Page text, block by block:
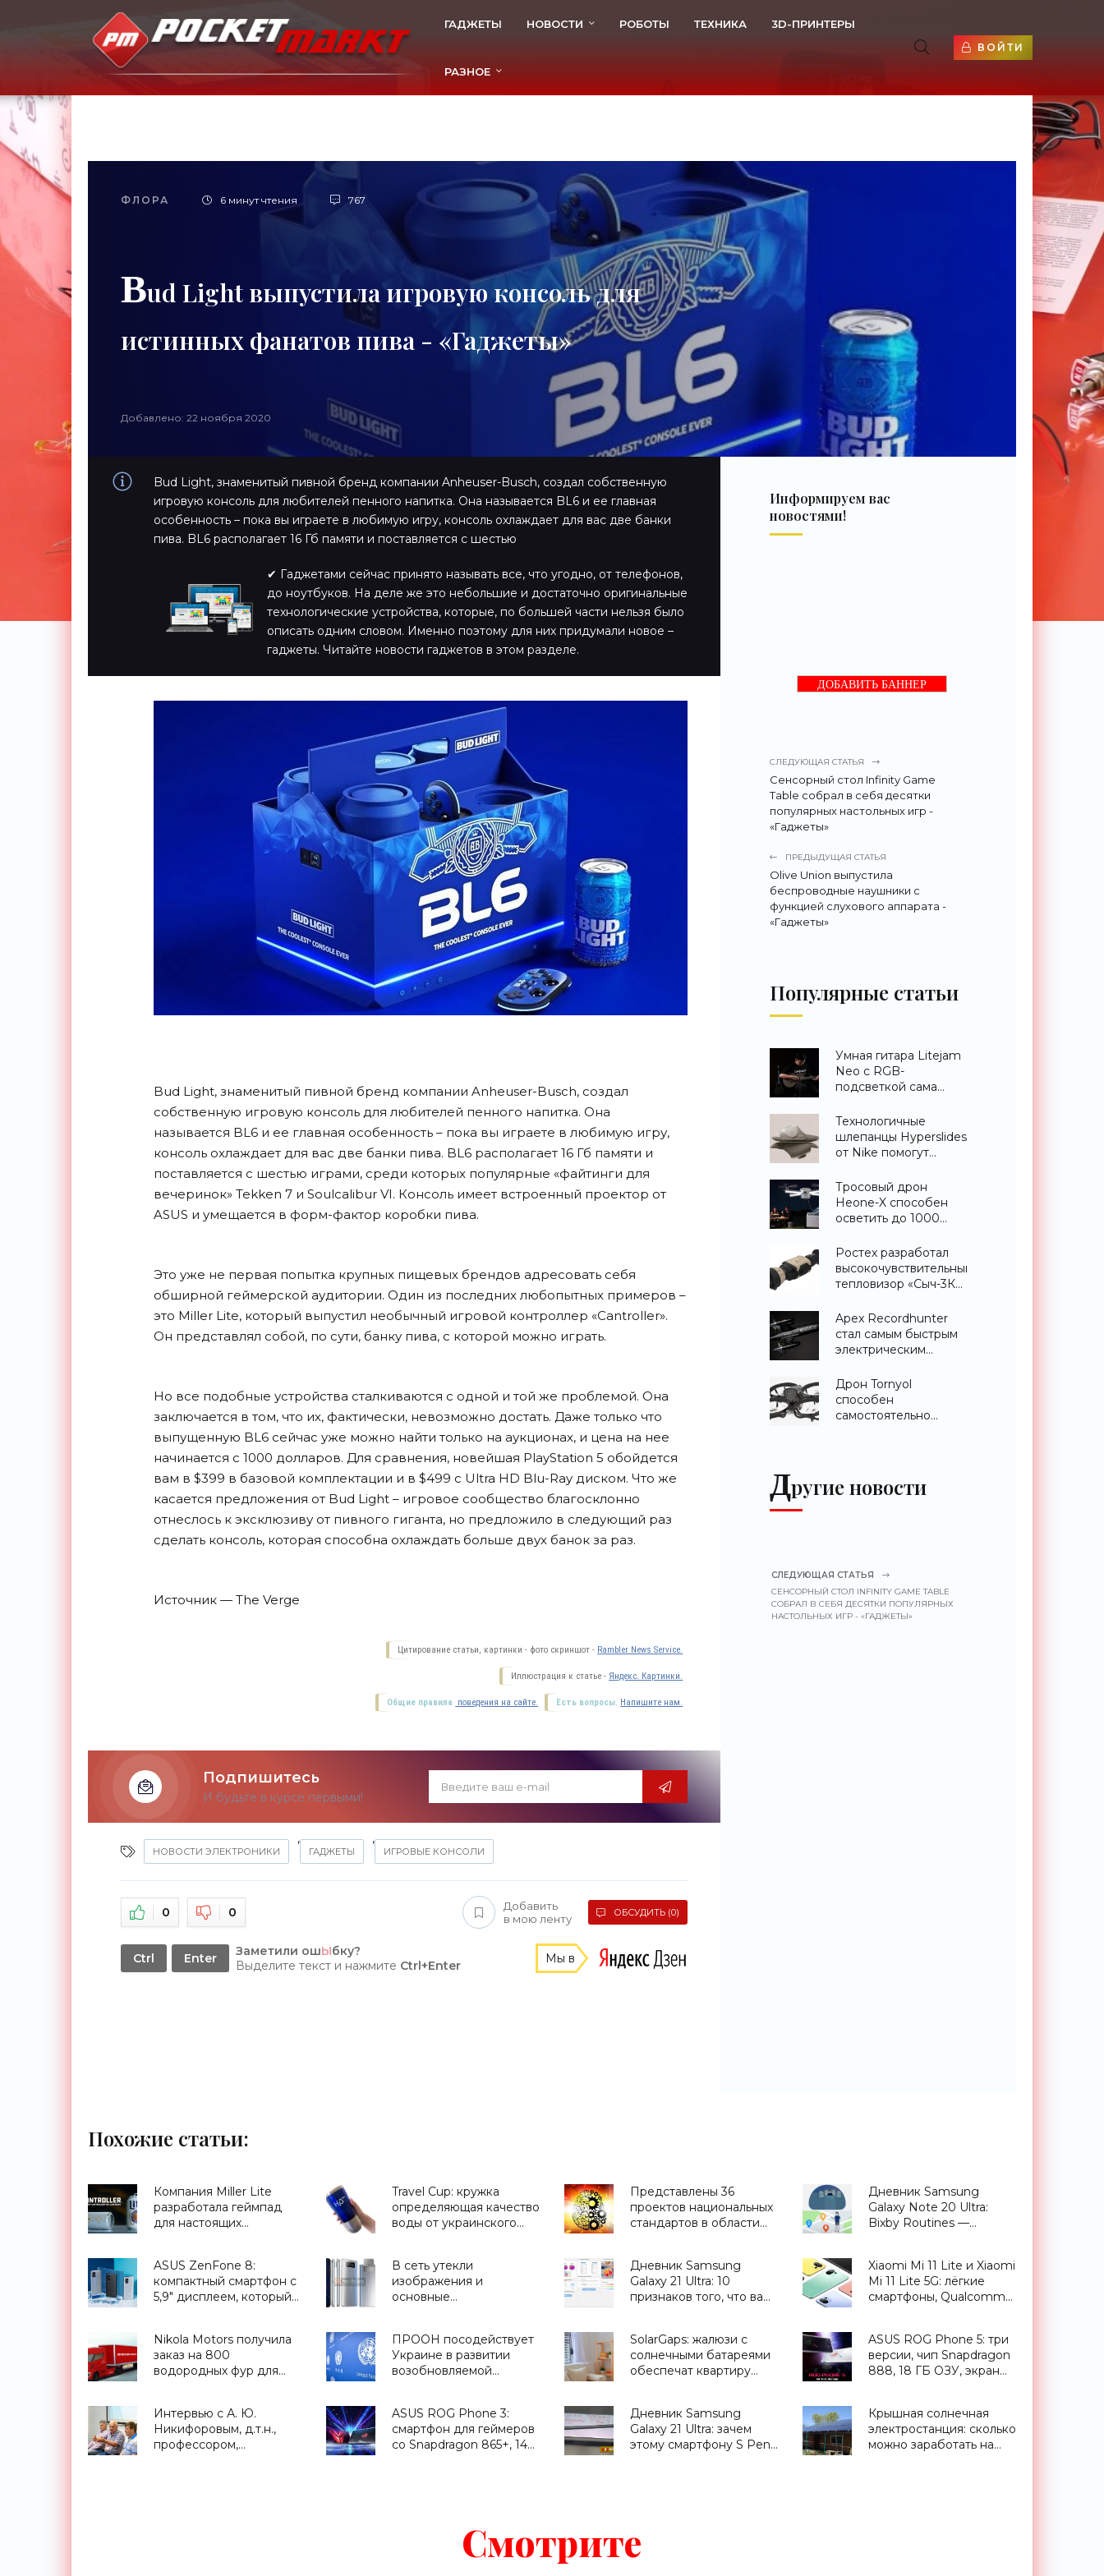
ГАДЖЕТЫ НОВОСТИ РОБОТЫ ТЕХНИКА 3D-ПРИНТЕРЫ
РАЗНОЕ
ВОЙТИ
ФЛОРА 6 минут чтения 767
Bud Light выпустила игровую консоль для
истинных фанатов пива - «Гаджеты»
Добавлено: 22 ноября 2020
Bud Light, знаменитый пивной бренд компании Anheuser-Busch, создал собственную
игровую консоль для любителей пенного напитка. Она называется BL6 и ее главная
особенность – пока вы играете в любимую игру, консоль охлаждает для вас две банки
пива. BL6 располагает 16 Гб памяти и поставляется с шестью
✔ Гаджетами сейчас принято называть все, что угодно, от телефонов,
до ноутбуков. На деле же это небольшие и достаточно оригинальные
технологические устройства, которые, по большей части нельзя было
описать одним словом. Именно поэтому для них придумали новое –
гаджеты. Читайте новости гаджетов в этом разделе.
Bud Light, знаменитый пивной бренд компании Anheuser-Busch, создал
собственную игровую консоль для любителей пенного напитка. Она
называется BL6 и ее главная особенность – пока вы играете в любимую игру,
консоль охлаждает для вас две банки пива. BL6 располагает 16 Гб памяти и
поставляется с шестью играми, среди которых популярные «файтинги для
вечеринок» Tekken 7 и Soulcalibur VI. Консоль имеет встроенный проектор от
ASUS и умещается в форм-фактор коробки пива.
Это уже не первая попытка крупных пищевых брендов адресовать себя
обширной геймерской аудитории. Один из последних любопытных примеров –
это Miller Lite, который выпустил необычный игровой контроллер «Cantroller».
Он представлял собой, по сути, банку пива, с которой можно играть.
Но все подобные устройства сталкиваются с одной и той же проблемой. Она
заключается в том, что их, фактически, невозможно достать. Даже только что
выпущенную BL6 сейчас уже можно найти только на аукционах, и цена на нее
начинается с 1000 долларов. Для сравнения, новейшая PlayStation 5 обойдется
вам в $399 в базовой комплектации и в $499 с Ultra HD Blu-Ray диском. Что же
касается предложения от Bud Light – игровое сообщество благосклонно
отнеслось к эксклюзиву от пивного гиганта, но предложило в следующий раз
сделать консоль, которая способна охлаждать больше двух банок за раз.
Источник — The Verge
Цитирование статьи, картинки - фото скриншот - Rambler News Service.
Иллюстрация к статье - Яндекс. Картинки.
Есть вопросы. Напишите нам.
Общие правила поведения на сайте.
Подпишитесь
И будьте в курсе первыми!
НОВОСТИ ЭЛЕКТРОНИКИ
,
ГАДЖЕТЫ
,
ИГРОВЫЕ КОНСОЛИ
0 0
Добавить
в мою ленту
ОБСУДИТЬ (0)
Ctrl Enter Заметили ошЫбку?
Выделите текст и нажмите Ctrl+Enter Мы в
Информируем вас
новостями!
ДОБАВИТЬ БАННЕР
СЛЕДУЮЩАЯ СТАТЬЯ
Сенсорный стол Infinity Game
Table собрал в себя десятки
популярных настольных игр -
«Гаджеты»
ПРЕДЫДУЩАЯ СТАТЬЯ
Olive Union выпустила
беспроводные наушники с
функцией слухового аппарата -
«Гаджеты»
Популярные статьи
Умная гитара Litejam
Neo с RGB-
подсветкой сама
«Гаджеты»
Технологичные
шлепанцы Hyperslides
от Nike помогут
ноги после
тренировки -
«Гаджеты»
Тросовый дрон
Heone-X способен
осветить до 1000
земли -
«Беспилотники»
Ростех разработал
высокочувствительный
тепловизор «Сыч-3К»
распознавания до 2
км - «Гаджеты»
Apex Recordhunter
стал самым быстрым
электрическим
«Беспилотники»
Дрон Tornyol
способен
самостоятельно
Другие новости
СЛЕДУЮЩАЯ СТАТЬЯ
СЕНСОРНЫЙ СТОЛ INFINITY GAME TABLE
СОБРАЛ В СЕБЯ ДЕСЯТКИ ПОПУЛЯРНЫХ
НАСТОЛЬНЫХ ИГР - «ГАДЖЕТЫ»
Похожие статьи:
Компания Miller Lite
разработала геймпад
для настоящих
Travel Cup: кружка
определяющая качество
воды от украинского
Представлены 36
проектов национальных
стандартов в области
Дневник Samsung
Galaxy Note 20 Ultra:
Bixby Routines —
будущее - «Смартфоны»
ASUS ZenFone 8:
компактный смартфон с
5,9" дисплеем, который
«Смартфоны»
В сеть утекли
изображения и
основные
ZenFone 8 -
«Смартфоны»
Дневник Samsung
Galaxy 21 Ultra: 10
признаков того, что вам
Xiaomi Mi 11 Lite и Xiaomi
Mi 11 Lite 5G: лёгкие
смартфоны, Qualcomm
«Смартфоны»
Nikola Motors получила
заказ на 800
водородных фур для
ПРООН посодействует
Украине в развитии
возобновляемой
SolarGaps: жалюзи с
солнечными батареями
обеспечат квартиру
«Новости Электроники»
ASUS ROG Phone 5: три
версии, чип Snapdragon
888, 18 ГБ ОЗУ, экран
800 евро - «Смартфоны»
Интервью с А. Ю.
Никифоровым, д.т.н.,
профессором,
ASUS ROG Phone 3:
смартфон для геймеров
со Snapdragon 865+, 144
Дневник Samsung
Galaxy 21 Ultra: зачем
этому смартфону S Pen
Крышная солнечная
электростанция: сколько
можно заработать на
Смотрите